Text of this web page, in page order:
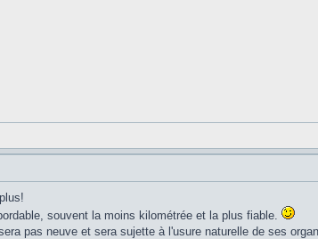
souvent la moins kilométrée et la plus fiable.
pas neuve et sera sujette à l'usure naturelle de ses